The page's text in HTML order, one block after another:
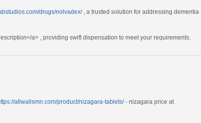
drugs/nolvadex/, a trusted solution for addressing dementia
a> , providing swift dispensation to meet your requirements.
allwallsmn.com/product/nizagara-tablets/- nizagara price at